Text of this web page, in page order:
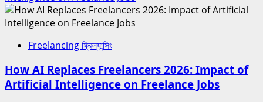
Freelancing ফ্রিল্যান্সিং
How AI Replaces Freelancers 2026: Impact of
Artificial Intelligence on Freelance Jobs